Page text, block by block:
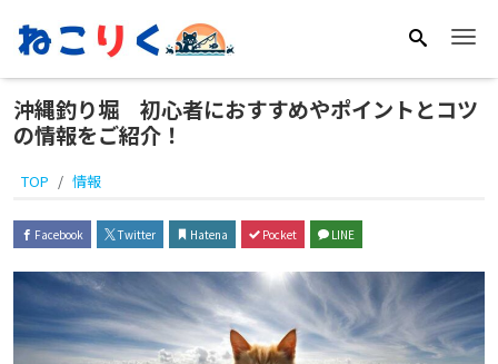
沖縄釣り堀 初心者におすすめやポイントとコツ
の情報をご紹介！
TOP 情報
Facebook Twitter Hatena Pocket LINE